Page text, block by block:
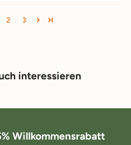
2 3
interessieren
Willkommensrabatt